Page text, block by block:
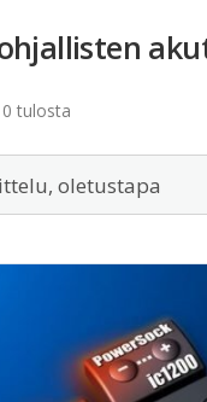
tulosta